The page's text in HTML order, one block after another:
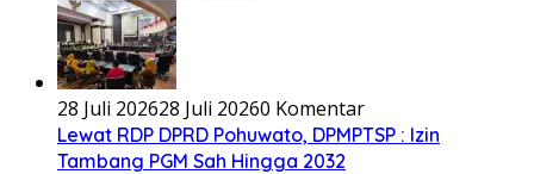
28 Juli 202628 Juli 20260 Komentar
Lewat RDP DPRD Pohuwato, DPMPTSP : Izin
Tambang PGM Sah Hingga 2032